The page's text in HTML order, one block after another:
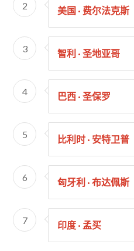
2 美国 · 费尔法克斯
3 智利 · 圣地亚哥
4 巴西 · 圣保罗
5 比利时 · 安特卫普
6 匈牙利 · 布达佩斯
7 印度 · 孟买